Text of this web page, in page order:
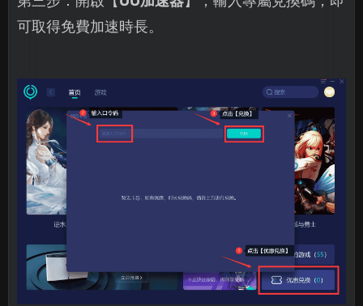
可取得免費加速時長。